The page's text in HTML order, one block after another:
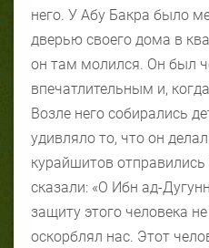
него. У Абу Бакра было
дверью своего дома в
он там молился. Он был
впечатлительным и,
Возле него собирались
удивляло то, что он
курайшитов
сказали: «О Ибн ад-
защиту этого человека
оскорблял нас. Этот